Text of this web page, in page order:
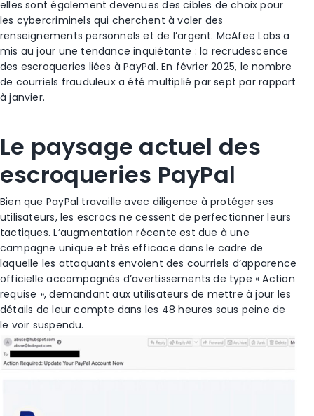
elles sont également devenues des cibles de choix pour
les cybercriminels qui cherchent à voler des
renseignements personnels et de l’argent. McAfee Labs a
mis au jour une tendance inquiétante : la recrudescence
des escroqueries liées à PayPal. En février 2025, le nombre
de courriels frauduleux a été multiplié par sept par rapport
à janvier.
Le paysage actuel des
escroqueries PayPal
Bien que PayPal travaille avec diligence à protéger ses
utilisateurs, les escrocs ne cessent de perfectionner leurs
tactiques. L’augmentation récente est due à une
campagne unique et très efficace dans le cadre de
laquelle les attaquants envoient des courriels d’apparence
officielle accompagnés d’avertissements de type « Action
requise », demandant aux utilisateurs de mettre à jour les
détails de leur compte dans les 48 heures sous peine de
le voir suspendu.